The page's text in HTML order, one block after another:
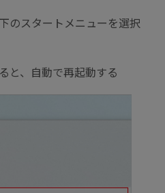
のスタートメニューを選択
と、自動で再起動する